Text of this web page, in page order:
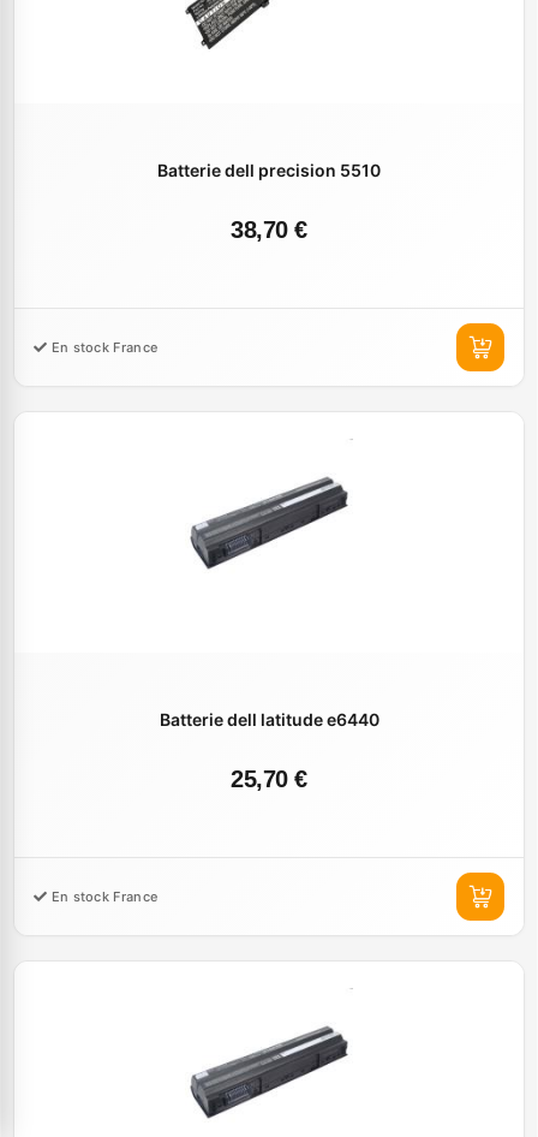
Batterie dell precision 5510
38,70 €
En stock France
Batterie dell latitude e6440
25,70 €
En stock France